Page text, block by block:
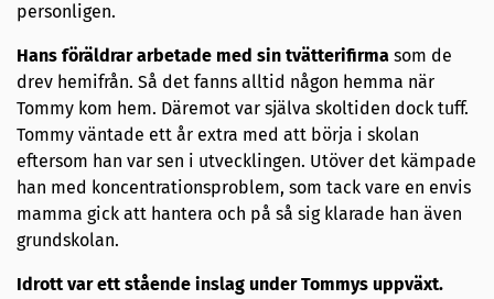
personligen.
Hans föräldrar arbetade med sin tvätterifirma som de
drev hemifrån. Så det fanns alltid någon hemma när
Tommy kom hem. Däremot var själva skoltiden dock tuff.
Tommy väntade ett år extra med att börja i skolan
eftersom han var sen i utvecklingen. Utöver det kämpade
han med koncentrationsproblem, som tack vare en envis
mamma gick att hantera och på så sig klarade han även
grundskolan.
Idrott var ett stående inslag under Tommys uppväxt.